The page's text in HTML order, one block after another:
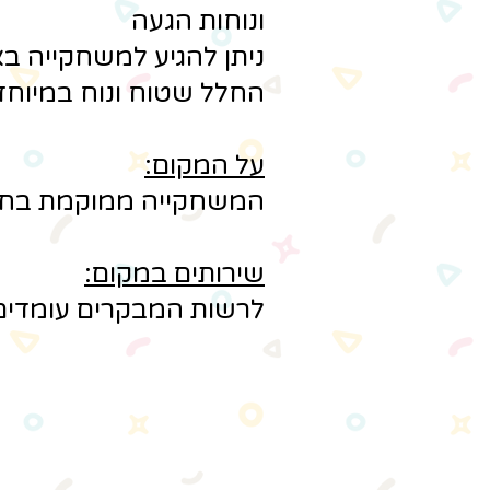
ונוחות הגעה
ניתן להגיע למשחקייה
החלל שטוח ונוח
על המקום:
המשחקייה ממוקמת
שירותים במקום:
לרשות המבקרים